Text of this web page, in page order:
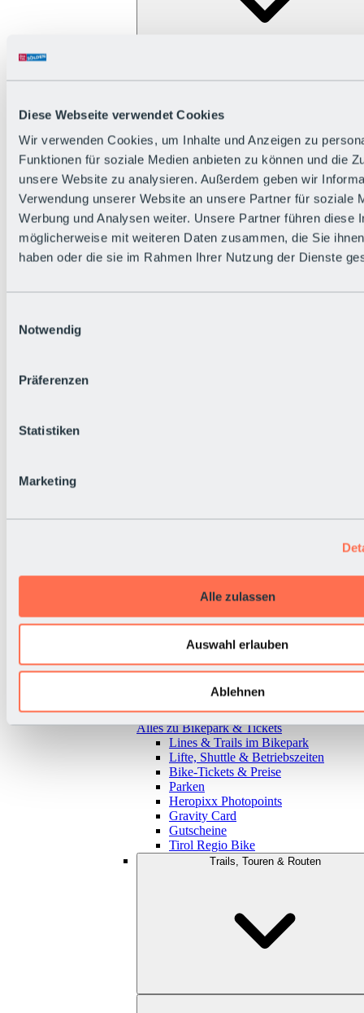
Diese Webseite verwendet Cookies
Wir verwenden Cookies, um Inhalte und Anzeigen zu
Funktionen für soziale Medien anbieten zu können und die
unsere Website zu analysieren. Außerdem geben wir
Verwendung unserer Website an unsere Partner für soziale
Werbung und Analysen weiter. Unsere Partner führen diese
möglicherweise mit weiteren Daten zusammen, die Sie
haben oder die sie im Rahmen Ihrer Nutzung der Dienste
Notwendig
Präferenzen
Statistiken
Marketing
Alle zulassen
Auswahl erlauben
Ablehnen
Bürger:in werden
Bikepark-Rules
Bikepark-Partnerschaften
Nachhaltigkeit in der BRS
Bikepark & Tickets
Zurück
Alles zu Bikepark & Tickets
Lines & Trails im Bikepark
Lifte, Shuttle & Betriebszeiten
Bike-Tickets & Preise
Parken
Heropixx Photopoints
Gravity Card
Gutscheine
Tirol Regio Bike
Trails, Touren & Routen